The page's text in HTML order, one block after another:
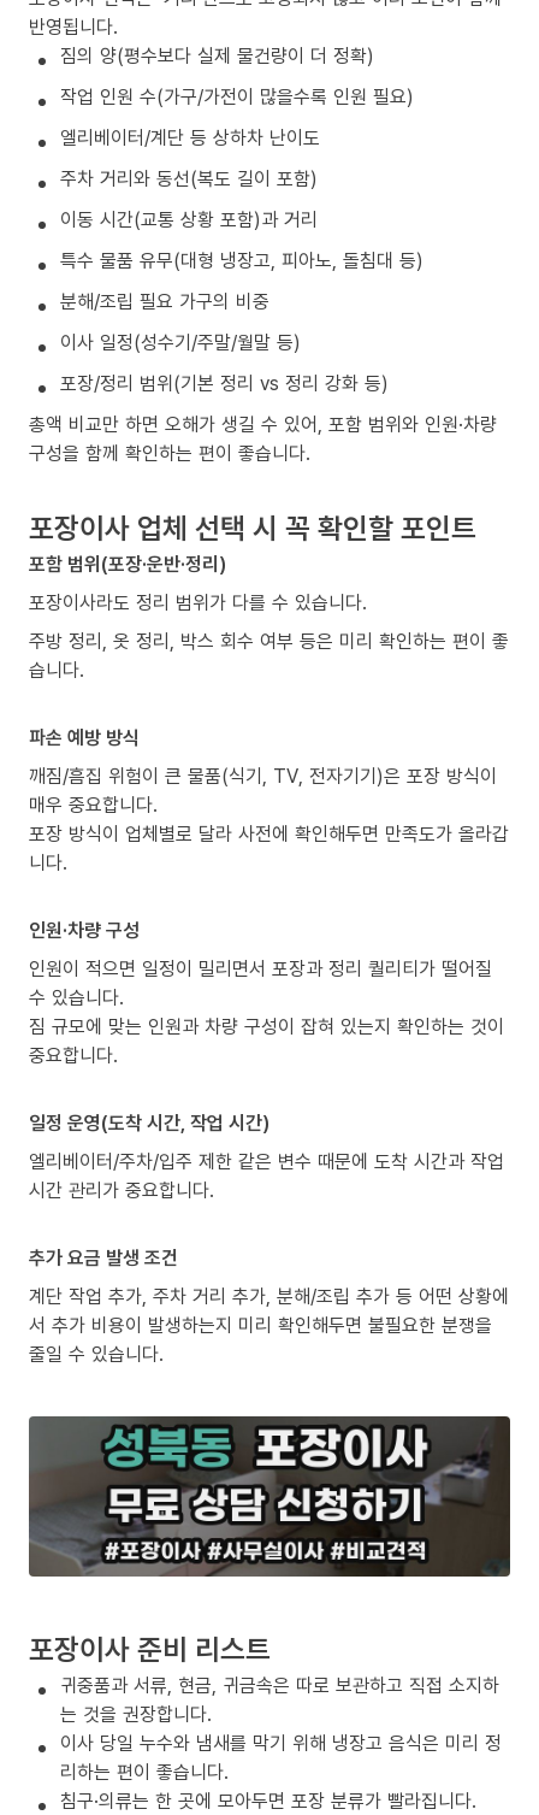
반영됩니다.
짐의 양(평수보다 실제 물건량이 더 정확)
작업 인원 수(가구/가전이 많을수록 인원 필요)
엘리베이터/계단 등 상하차 난이도
주차 거리와 동선(복도 길이 포함)
이동 시간(교통 상황 포함)과 거리
특수 물품 유무(대형 냉장고, 피아노, 돌침대 등)
분해/조립 필요 가구의 비중
이사 일정(성수기/주말/월말 등)
포장/정리 범위(기본 정리 vs 정리 강화 등)
총액 비교만 하면 오해가 생길 수 있어, 포함 범위와 인원·차량
구성을 함께 확인하는 편이 좋습니다.
포장이사 업체 선택 시 꼭 확인할 포인트
포함 범위(포장·운반·정리)
포장이사라도 정리 범위가 다를 수 있습니다.
주방 정리, 옷 정리, 박스 회수 여부 등은 미리 확인하는 편이 좋
습니다.
파손 예방 방식
깨짐/흠집 위험이 큰 물품(식기, TV, 전자기기)은 포장 방식이
매우 중요합니다.
포장 방식이 업체별로 달라 사전에 확인해두면 만족도가 올라갑
니다.
인원·차량 구성
인원이 적으면 일정이 밀리면서 포장과 정리 퀄리티가 떨어질
수 있습니다.
짐 규모에 맞는 인원과 차량 구성이 잡혀 있는지 확인하는 것이
중요합니다.
일정 운영(도착 시간, 작업 시간)
엘리베이터/주차/입주 제한 같은 변수 때문에 도착 시간과 작업
시간 관리가 중요합니다.
추가 요금 발생 조건
계단 작업 추가, 주차 거리 추가, 분해/조립 추가 등 어떤 상황에
서 추가 비용이 발생하는지 미리 확인해두면 불필요한 분쟁을
줄일 수 있습니다.
포장이사 준비 리스트
귀중품과 서류, 현금, 귀금속은 따로 보관하고 직접 소지하
는 것을 권장합니다.
이사 당일 누수와 냄새를 막기 위해 냉장고 음식은 미리 정
리하는 편이 좋습니다.
침구·의류는 한 곳에 모아두면 포장 분류가 빨라집니다.